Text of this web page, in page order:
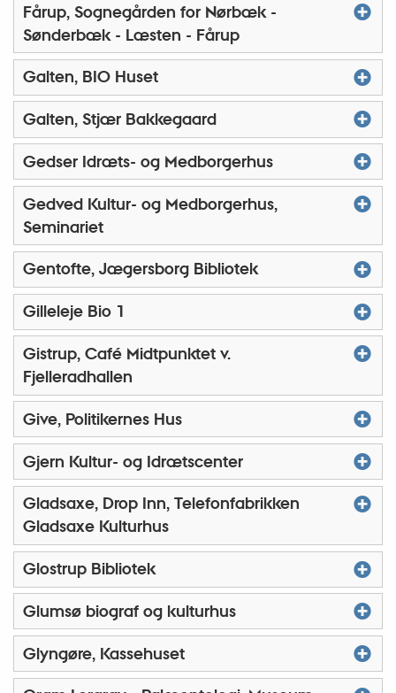
Fårup, Sognegården for Nørbæk -
Sønderbæk - Læsten - Fårup
Galten, BIO Huset
Galten, Stjær Bakkegaard
Gedser Idræts- og Medborgerhus
Gedved Kultur- og Medborgerhus,
Seminariet
Gentofte, Jægersborg Bibliotek
Gilleleje Bio 1
Gistrup, Café Midtpunktet v.
Fjelleradhallen
Give, Politikernes Hus
Gjern Kultur- og Idrætscenter
Gladsaxe, Drop Inn, Telefonfabrikken
Gladsaxe Kulturhus
Glostrup Bibliotek
Glumsø biograf og kulturhus
Glyngøre, Kassehuset